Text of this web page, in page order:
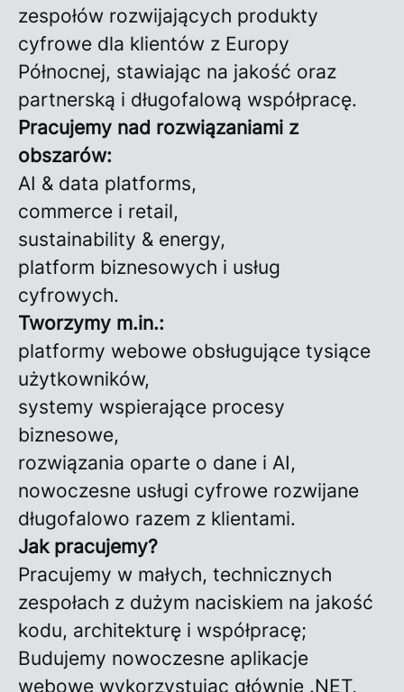
zespołów rozwijających produkty
cyfrowe dla klientów z Europy
Północnej, stawiając na jakość oraz
partnerską i długofalową współpracę.
Pracujemy nad rozwiązaniami z
obszarów:
AI & data platforms,
commerce i retail,
sustainability & energy,
platform biznesowych i usług
cyfrowych.
Tworzymy m.in.:
platformy webowe obsługujące tysiące
użytkowników,
systemy wspierające procesy
biznesowe,
rozwiązania oparte o dane i AI,
nowoczesne usługi cyfrowe rozwijane
długofalowo razem z klientami.
Jak pracujemy?
Pracujemy w małych, technicznych
zespołach z dużym naciskiem na jakość
kodu, architekturę i współpracę;
Budujemy nowoczesne aplikacje
webowe wykorzystując głównie .NET,